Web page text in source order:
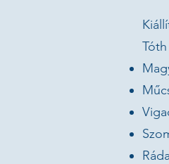
Price:
"Sometimes the greatest strength lies
Ernő